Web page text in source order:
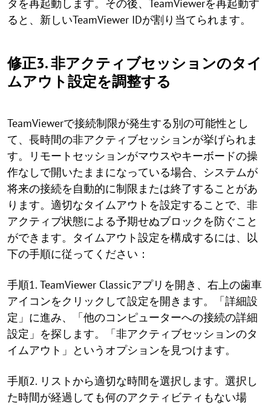
タを再起動します。その後、TeamViewerを再起動す
ると、新しいTeamViewer IDが割り当てられます。
修正3. 非アクティブセッションのタイ
ムアウト設定を調整する
TeamViewerで接続制限が発生する別の可能性とし
て、長時間の非アクティブセッションが挙げられま
す。リモートセッションがマウスやキーボードの操
作なしで開いたままになっている場合、システムが
将来の接続を自動的に制限または終了することがあ
ります。適切なタイムアウトを設定することで、非
アクティブ状態による予期せぬブロックを防ぐこと
ができます。タイムアウト設定を構成するには、以
下の手順に従ってください：
手順1. TeamViewer Classicアプリを開き、右上の歯車
アイコンをクリックして設定を開きます。「詳細設
定」に進み、「他のコンピューターへの接続の詳細
設定」を探します。「非アクティブセッションのタ
イムアウト」というオプションを見つけます。
手順2. リストから適切な時間を選択します。選択し
た時間が経過しても何のアクティビティもない場